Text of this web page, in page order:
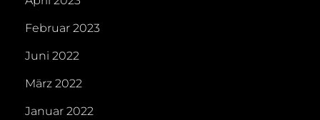
Februar 2023
Juni 2022
März 2022
Januar 2022